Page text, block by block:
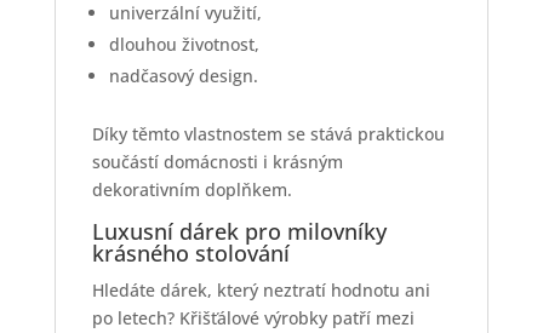
univerzální využití,
dlouhou životnost,
nadčasový design.
Díky těmto vlastnostem se stává praktickou
součástí domácnosti i krásným
dekorativním doplňkem.
Luxusní dárek pro milovníky
krásného stolování
Hledáte dárek, který neztratí hodnotu ani
po letech? Křišťálové výrobky patří mezi